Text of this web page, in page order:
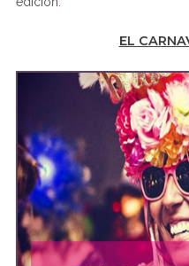
EL